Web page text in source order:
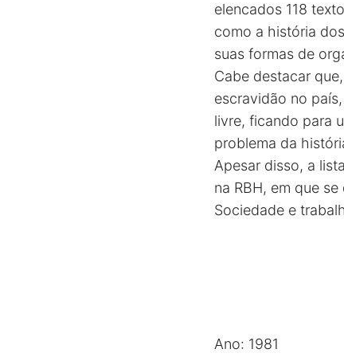
elencados 118
como a história
suas formas de
Cabe destacar
escravidão no
livre, ficando para
problema da
Apesar disso, a
na RBH, em que
Sociedade e
Ano: 1981